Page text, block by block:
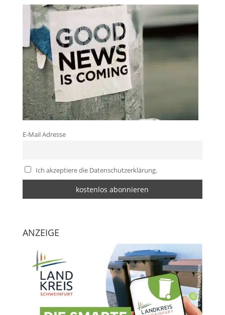
E-Mail Adresse
Ich akzeptiere die Datenschutzerklärung.
ANZEIGE